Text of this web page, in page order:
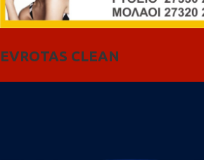
EVROTAS CLEAN